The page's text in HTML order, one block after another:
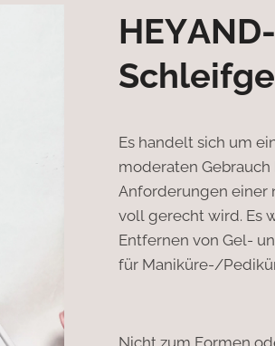
Es handelt sich um
moderaten
Anforderungen einer
voll gerecht wird. Es
Entfernen von Gel-
für Maniküre-/
Nicht zum Formen